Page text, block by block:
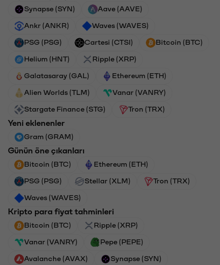
Synapse (SYN) Aave (AAVE)
Ankr (ANKR) Waves (WAVES)
PSG (PSG) Cartesi (CTSI) Bitcoin (BTC)
Helium (HNT) Ripple (XRP)
Galatasaray (GAL) Ethereum (ETH)
Alien Worlds (TLM) Vanar (VANRY)
Stargate Finance (STG) Tron (TRX)
Yeni eklenenler
Gram (GRAM)
Günün öne çıkanları
Bitcoin (BTC) Ethereum (ETH)
PSG (PSG) Stellar (XLM) Tron (TRX)
Waves (WAVES)
Kripto para fiyat tahminleri
Bitcoin (BTC) Ripple (XRP)
Vanar (VANRY) Pepe (PEPE)
Avalanche (AVAX) Synapse (SYN)